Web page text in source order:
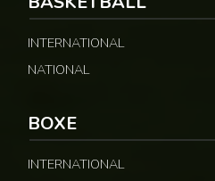
INTERNATIONAL
NATIONAL
BOXE
INTERNATIONAL